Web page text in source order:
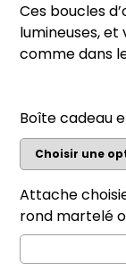
Ces boucles
lumineuses,
comme dans
Boîte cadeau
Attache
rond martelé